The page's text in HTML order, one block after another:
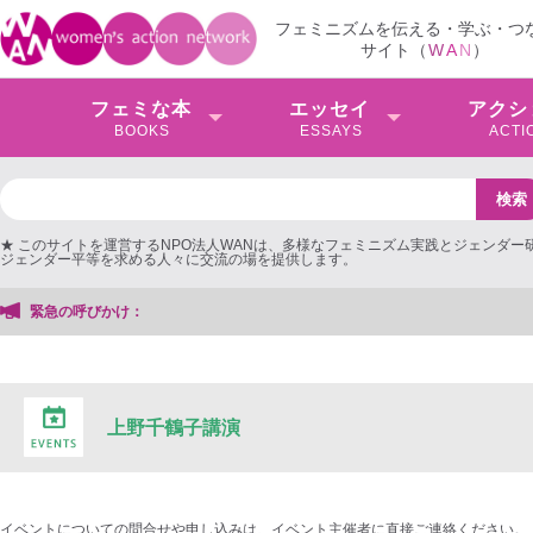
フェミニズムを伝える・学ぶ・つ
サイト（WAN ）
フェミな本
BOOKS
エッセイ
ESSAYS
アクシ
★ このサイトを運営するNPO法人WANは、多様なフェミニズム実践とジェンダー
ジェンダー平等を求める人々に交流の場を提供します。
緊急の呼びかけ：
上野千鶴子講演
イベントについての問合せや申し込みは、イベント主催者に直接ご連絡ください。